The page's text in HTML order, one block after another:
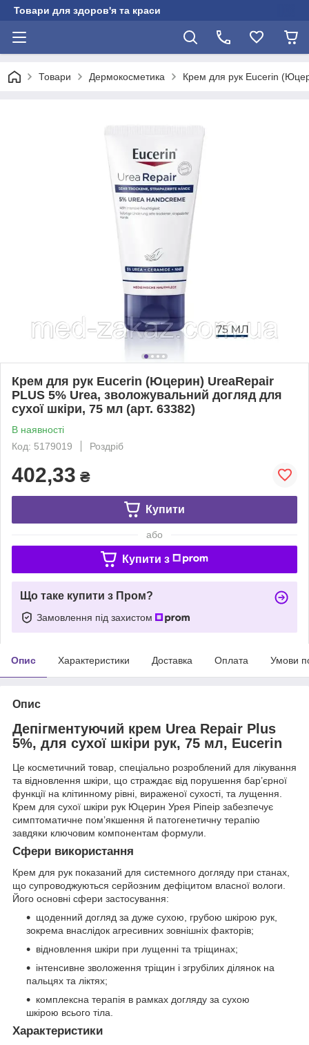
Товари для здоров'я та краси
Товари Дермокосметика Крем для рук Eucerin
Крем для рук Eucerin (Юцерин) UreaRepair
PLUS 5% Urea, зволожувальний догляд для
сухої шкіри, 75 мл (арт. 63382)
В наявності
Код: 5179019
Роздріб
402,33 ₴
Купити
або
Купити з
Що таке купити з Пром?
Замовлення під захистом
Опис Характеристики Доставка Оплата Умови
Опис
Депігментуючий крем Urea Repair Plus
5%, для сухої шкіри рук, 75 мл, Eucerin
Це косметичний товар, спеціально розроблений для лікування
та відновлення шкіри, що страждає від порушення бар’єрної
функції на клітинному рівні, вираженої сухості, та лущення.
Крем для сухої шкіри рук Юцерин Урея Ріпеір забезпечує
симптоматичне пом’якшення й патогенетичну терапію
завдяки ключовим компонентам формули.
Сфери використання
Крем для рук показаний для системного догляду при станах,
що супроводжуються серйозним дефіцитом власної вологи.
Його основні сфери застосування:
щоденний догляд за дуже сухою, грубою шкірою рук,
зокрема внаслідок агресивних зовнішніх факторів;
відновлення шкіри при лущенні та тріщинах;
інтенсивне зволоження тріщин і згрубілих ділянок на
пальцях та ліктях;
комплексна терапія в рамках догляду за сухою
шкірою всього тіла.
Характеристики